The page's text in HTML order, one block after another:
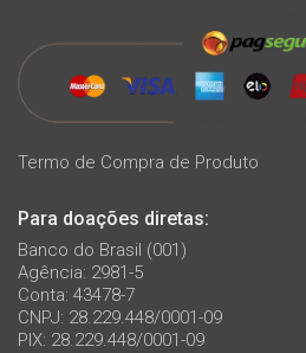
Termo de Compra de Produto
Para doações diretas:
Banco do Brasil (001)
Agência: 2981-5
Conta: 43478-7
CNPJ: 28.229.448/0001-09
PIX: 28.229.448/0001-09